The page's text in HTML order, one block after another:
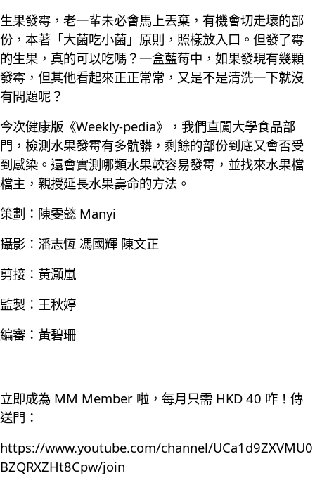
生果發霉，老一輩未必會馬上丟棄，有機會切走壞的部
份，本著「大菌吃小菌」原則，照樣放入口。但發了霉
的生果，真的可以吃嗎？一盒藍莓中，如果發現有幾顆
發霉，但其他看起來正正常常，又是不是清洗一下就沒
有問題呢？
今次健康版《Weekly-pedia》，我們直闖大學食品部
門，檢測水果發霉有多骯髒，剩餘的部份到底又會否受
到感染。還會實測哪類水果較容易發霉，並找來水果檔
檔主，親授延長水果壽命的方法。
策劃：陳雯懿 Manyi
攝影：潘志恆 馮國輝 陳文正
剪接：黃灝嵐
監製：王秋婷
編審：黃碧珊
立即成為 MM Member 啦，每月只需 HKD 40 咋！傳
送門：
https://www.youtube.com/channel/UCa1d9ZXVMU0
BZQRXZHt8Cpw/join